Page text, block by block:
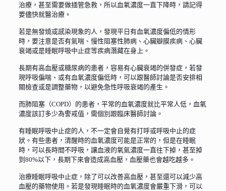
治療，甚至需要做插管急救，所以血氧濃度一直下降時，請記得
要儘快就醫治療。
若是無發燒或感染現象的人，發現平日有血氧濃度偏低的情形
時，要注意是否有氣喘、慢性阻塞性肺病、心臟瓣膜疾病、心臟
衰竭或是睡眠呼吸中止症等疾病潛藏在身上。
長期有高血壓或糖尿病的患者，容易有心臟衰竭的併發症，若發
現呼吸偏喘、或有血氧濃度偏低時，可以跟醫師討論是否安排相
關檢查或是調整藥物，以避免急性呼吸衰竭的產生。
而肺阻塞（COPD）的患者，平常的血氧濃度就比平常人低，血氧
濃度該訂多少為警戒值，需個別跟臨床醫師討論。
有睡眠呼吸中止症的人，不一定會自覺有打呼或呼吸中止的症
狀。有些患者，清醒時的血氧濃度可能是正常的，但是在睡眠
時，可以長時間不呼吸，讓血液的氧氣濃度一直往下掉，甚至掉
到80%以下，長期下來會造成高血壓，血壓藥也會越吃越多。
治療睡眠呼吸中止症，除了可以改善高血壓，甚至還可以減少高
血壓的藥物使用。若是發現睡眠時的血氧濃度會嚴重下滑，可以